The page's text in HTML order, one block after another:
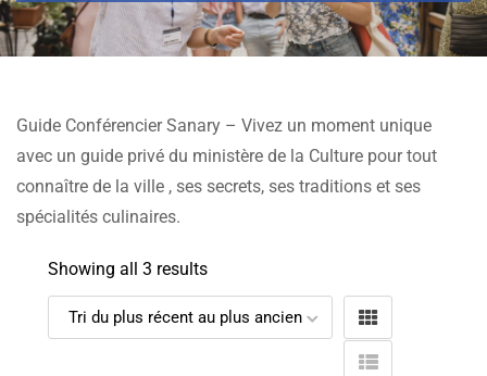
Guide Conférencier Sanary – Vivez un moment unique
avec un guide privé du ministère de la Culture pour tout
connaître de la ville , ses secrets, ses traditions et ses
spécialités culinaires.
Showing all 3 results